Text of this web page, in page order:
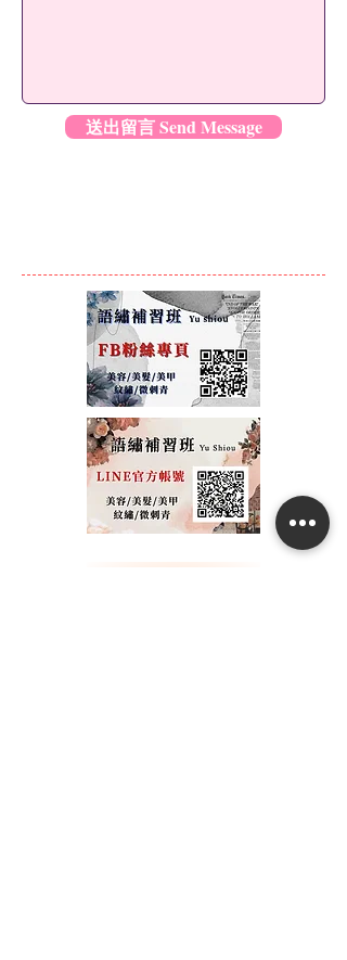
送出留言 Send Message